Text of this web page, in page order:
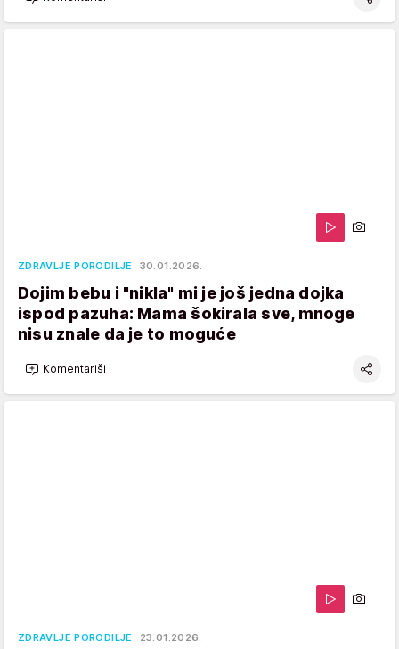
ZDRAVLJE PORODILJE 30.01.2026.
Dojim bebu i "nikla" mi je još jedna dojka
ispod pazuha: Mama šokirala sve, mnoge
nisu znale da je to moguće
Komentariši
ZDRAVLJE PORODILJE 23.01.2026.